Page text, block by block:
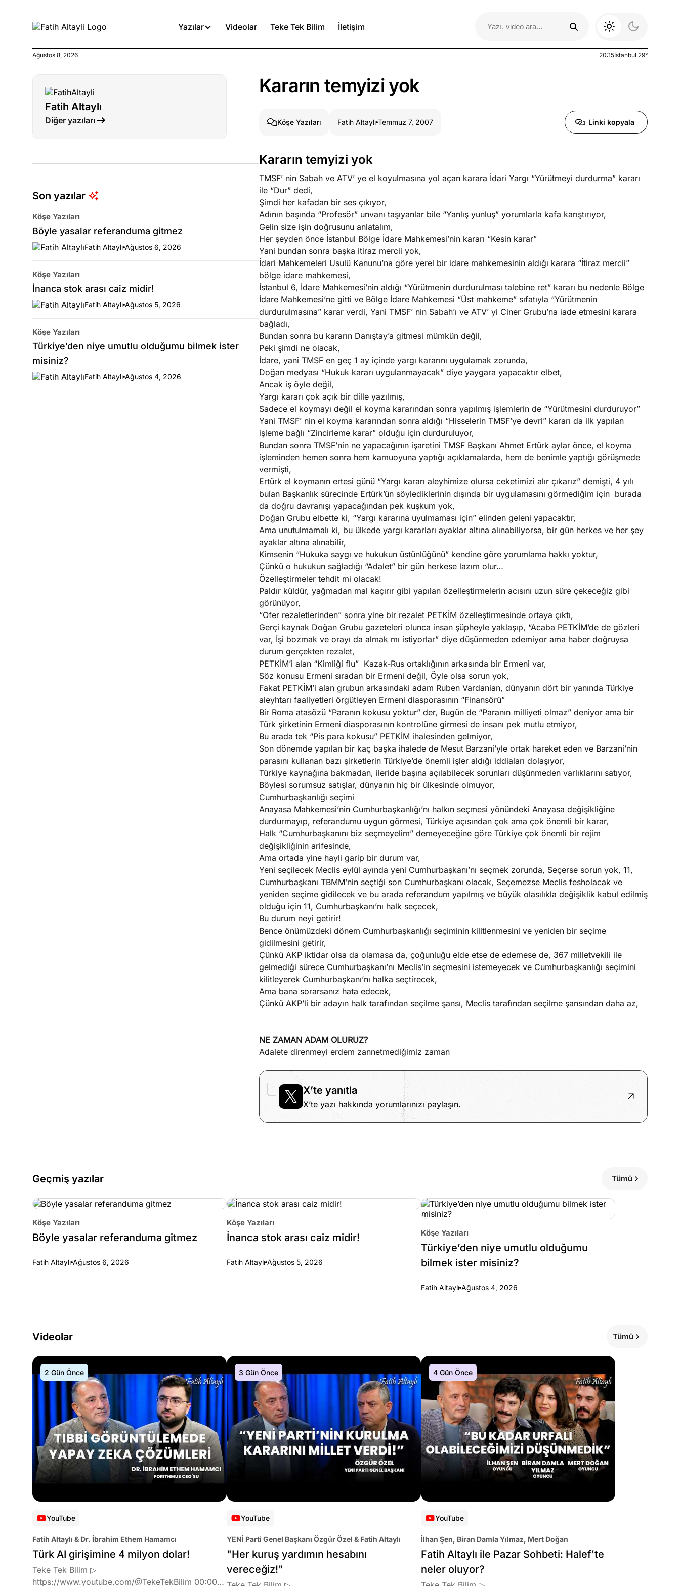
Yazılar Videolar Teke Tek Bilim İletişim
Ağustos 4, 2026
Türkiye’den niye umutlu olduğumu bilmek
Köşe Yazıları Spor Yazıları Otomobil Yazıları
Ağustos 8, 2026 20:15İstanbul 29°
Fatih Altaylı
Diğer yazıları
Son yazılar
Köşe Yazıları
Böyle yasalar referanduma gitmez
Fatih Altaylı Ağustos 6, 2026
Köşe Yazıları
İnanca stok arası caiz midir!
Fatih Altaylı Ağustos 5, 2026
Köşe Yazıları
Türkiye’den niye umutlu olduğumu bilmek ister
misiniz?
Fatih Altaylı Ağustos 4, 2026
Kararın temyizi yok
Köşe Yazıları Fatih Altaylı Temmuz 7, 2007 Linki kopyala
Kararın temyizi yok
TMSF’ nin Sabah ve ATV’ ye el koyulmasına yol açan karara İdari Yargı “Yürütmeyi durdurma” kararı
ile “Dur” dedi,
Şimdi her kafadan bir ses çıkıyor,
Adının başında “Profesör” unvanı taşıyanlar bile “Yanlış yunluş” yorumlarla kafa karıştırıyor,
Gelin size işin doğrusunu anlatalım,
Her şeyden önce İstanbul Bölge İdare Mahkemesi’nin kararı “Kesin karar”
Yani bundan sonra başka itiraz mercii yok,
İdari Mahkemeleri Usulü Kanunu’na göre yerel bir idare mahkemesinin aldığı karara “İtiraz mercii”
bölge idare mahkemesi,
İstanbul 6, İdare Mahkemesi’nin aldığı “Yürütmenin durdurulması talebine ret” kararı bu nedenle Bölge
İdare Mahkemesi’ne gitti ve Bölge İdare Mahkemesi “Üst mahkeme” sıfatıyla “Yürütmenin
durdurulmasına” karar verdi, Yani TMSF’ nin Sabah’ı ve ATV’ yi Ciner Grubu’na iade etmesini karara
bağladı,
Bundan sonra bu kararın Danıştay’a gitmesi mümkün değil,
Peki şimdi ne olacak,
İdare, yani TMSF en geç 1 ay içinde yargı kararını uygulamak zorunda,
Doğan medyası “Hukuk kararı uygulanmayacak” diye yaygara yapacaktır elbet,
Ancak iş öyle değil,
Yargı kararı çok açık bir dille yazılmış,
Sadece el koymayı değil el koyma kararından sonra yapılmış işlemlerin de “Yürütmesini durduruyor”
Yani TMSF’ nin el koyma kararından sonra aldığı “Hisselerin TMSF’ye devri” kararı da ilk yapılan
işleme bağlı “Zincirleme karar” olduğu için durduruluyor,
Bundan sonra TMSF’nin ne yapacağının işaretini TMSF Başkanı Ahmet Ertürk aylar önce, el koyma
işleminden hemen sonra hem kamuoyuna yaptığı açıklamalarda, hem de benimle yaptığı görüşmede
vermişti,
Ertürk el koymanın ertesi günü “Yargı kararı aleyhimize olursa ceketimizi alır çıkarız” demişti, 4 yılı
bulan Başkanlık sürecinde Ertürk’ün söylediklerinin dışında bir uygulamasını görmediğim için burada
da doğru davranışı yapacağından pek kuşkum yok,
Doğan Grubu elbette ki, “Yargı kararına uyulmaması için” elinden geleni yapacaktır,
Ama unutulmamalı ki, bu ülkede yargı kararları ayaklar altına alınabiliyorsa, bir gün herkes ve her şey
ayaklar altına alınabilir,
Kimsenin “Hukuka saygı ve hukukun üstünlüğünü” kendine göre yorumlama hakkı yoktur,
Çünkü o hukukun sağladığı “Adalet” bir gün herkese lazım olur…
Özelleştirmeler tehdit mi olacak!
Paldır küldür, yağmadan mal kaçırır gibi yapılan özelleştirmelerin acısını uzun süre çekeceğiz gibi
görünüyor,
“Ofer rezaletlerinden” sonra yine bir rezalet PETKİM özelleştirmesinde ortaya çıktı,
Gerçi kaynak Doğan Grubu gazeteleri olunca insan şüpheyle yaklaşıp, “Acaba PETKİM’de de gözleri
var, İşi bozmak ve orayı da almak mı istiyorlar” diye düşünmeden edemiyor ama haber doğruysa
durum gerçekten rezalet,
PETKİM’i alan “Kimliği flu” Kazak-Rus ortaklığının arkasında bir Ermeni var,
Söz konusu Ermeni sıradan bir Ermeni değil, Öyle olsa sorun yok,
Fakat PETKİM’i alan grubun arkasındaki adam Ruben Vardanian, dünyanın dört bir yanında Türkiye
aleyhtarı faaliyetleri örgütleyen Ermeni diasporasının “Finansörü”
Bir Roma atasözü “Paranın kokusu yoktur” der, Bugün de “Paranın milliyeti olmaz” deniyor ama bir
Türk şirketinin Ermeni diasporasının kontrolüne girmesi de insanı pek mutlu etmiyor,
Bu arada tek “Pis para kokusu” PETKİM ihalesinden gelmiyor,
Son dönemde yapılan bir kaç başka ihalede de Mesut Barzani’yle ortak hareket eden ve Barzani’nin
parasını kullanan bazı şirketlerin Türkiye’de önemli işler aldığı iddiaları dolaşıyor,
Türkiye kaynağına bakmadan, ileride başına açılabilecek sorunları düşünmeden varlıklarını satıyor,
Böylesi sorumsuz satışlar, dünyanın hiç bir ülkesinde olmuyor,
Cumhurbaşkanlığı seçimi
Anayasa Mahkemesi’nin Cumhurbaşkanlığı’nı halkın seçmesi yönündeki Anayasa değişikliğine
durdurmayıp, referandumu uygun görmesi, Türkiye açısından çok ama çok önemli bir karar,
Halk “Cumhurbaşkanını biz seçmeyelim” demeyeceğine göre Türkiye çok önemli bir rejim
değişikliğinin arifesinde,
Ama ortada yine hayli garip bir durum var,
Yeni seçilecek Meclis eylül ayında yeni Cumhurbaşkanı’nı seçmek zorunda, Seçerse sorun yok, 11,
Cumhurbaşkanı TBMM’nin seçtiği son Cumhurbaşkanı olacak, Seçemezse Meclis fesholacak ve
yeniden seçime gidilecek ve bu arada referandum yapılmış ve büyük olasılıkla değişiklik kabul edilmiş
olduğu için 11, Cumhurbaşkanı’nı halk seçecek,
Bu durum neyi getirir!
Bence önümüzdeki dönem Cumhurbaşkanlığı seçiminin kilitlenmesini ve yeniden bir seçime
gidilmesini getirir,
Çünkü AKP iktidar olsa da olamasa da, çoğunluğu elde etse de edemese de, 367 milletvekili ile
gelmediği sürece Cumhurbaşkanı’nı Meclis’in seçmesini istemeyecek ve Cumhurbaşkanlığı seçimini
kilitleyerek Cumhurbaşkanı’nı halka seçtirecek,
Ama bana sorarsanız hata edecek,
Çünkü AKP’li bir adayın halk tarafından seçilme şansı, Meclis tarafından seçilme şansından daha az,
NE ZAMAN ADAM OLURUZ?
Adalete direnmeyi erdem zannetmediğimiz zaman
X’te yanıtla
X’te yazı hakkında yorumlarınızı paylaşın.
Geçmiş yazılar Tümü
Köşe Yazıları
Böyle yasalar referanduma gitmez
Fatih Altaylı Ağustos 6, 2026
Köşe Yazıları
İnanca stok arası caiz midir!
Fatih Altaylı Ağustos 5, 2026
Köşe Yazıları
Türkiye’den niye umutlu olduğumu
bilmek ister misiniz?
Fatih Altaylı Ağustos 4, 2026
Videolar Tümü
2 Gün Önce
YouTube
Fatih Altaylı & Dr. İbrahim Ethem Hamamcı
Türk AI girişimine 4 milyon dolar!
Teke Tek Bilim ▷
https://www.youtube.com/@TekeTekBilim 00:00
3 Gün Önce
YouTube
YENİ Parti Genel Başkanı Özgür Özel & Fatih Altaylı
"Her kuruş yardımın hesabını
vereceğiz!"
4 Gün Önce
YouTube
İlhan Şen, Biran Damla Yılmaz, Mert Doğan
Fatih Altaylı ile Pazar Sohbeti: Halef'te
neler oluyor?